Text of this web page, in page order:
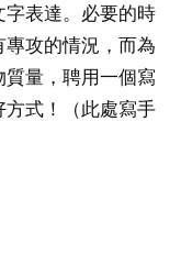
表達。必要的時
攻的情況，而為
量，聘用一個寫
式！（此處寫手